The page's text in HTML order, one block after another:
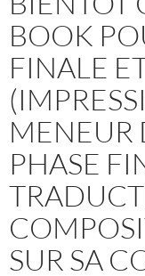
BOOK
FINALE
MENEUR
PHASE
SUR SA